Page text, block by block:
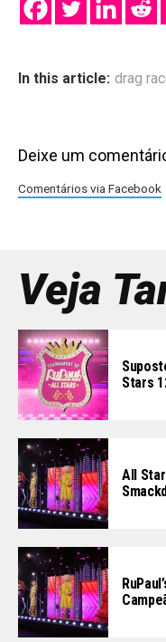
In this article: drag
Deixe um
Comentários via Facebook
Veja
Stars
All